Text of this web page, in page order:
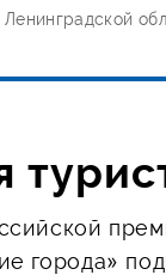
города»